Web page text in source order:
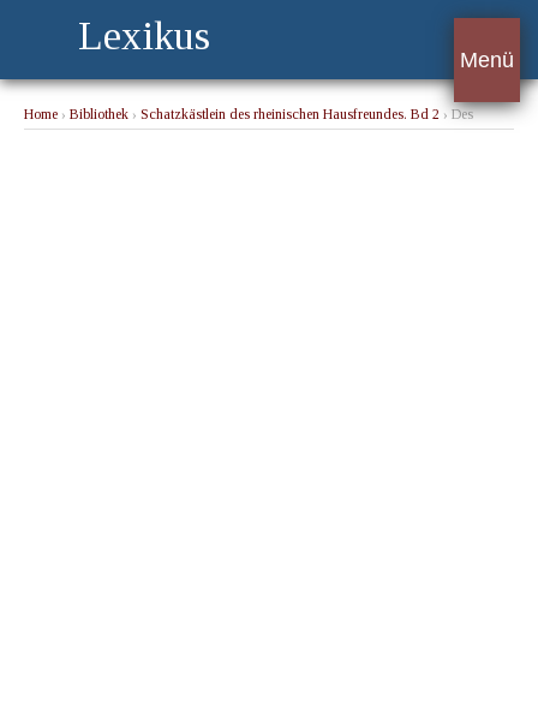
Lexikus
Menü
Home › Bibliothek › Schatzkästlein des rheinischen Hausfreundes. Bd 2 › Des